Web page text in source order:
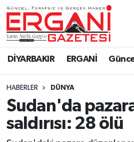
DİYARBAKIR ERGANİ
HABERLER DÜNYA
Sudan'da
saldırısı: 28 ölü
DİYARBAKIR
BİSMİL
BAĞLAR
ERGANİ
Güncel
Eği̇ti̇m
Resmi İlanlar
Ergani Nöbetçi Eczaneler
Ergani Hava Durumu
Ergani Trafik Yoğunluk
Süper Lig Puan Durumu ve
Tüm Manşetler